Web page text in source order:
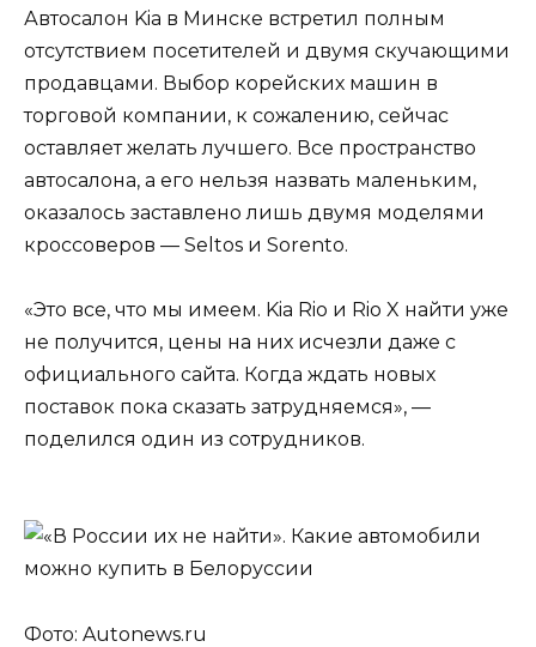
Автосалон Kia в Минске встретил полным
отсутствием посетителей и двумя скучающими
продавцами. Выбор корейских машин в
торговой компании, к сожалению, сейчас
оставляет желать лучшего. Все пространство
автосалона, а его нельзя назвать маленьким,
оказалось заставлено лишь двумя моделями
кроссоверов — Seltos и Sorento.
«Это все, что мы имеем. Kia Rio и Rio X найти уже
не получится, цены на них исчезли даже с
официального сайта. Когда ждать новых
поставок пока сказать затрудняемся», —
поделился один из сотрудников.
Фото: Autonews.ru